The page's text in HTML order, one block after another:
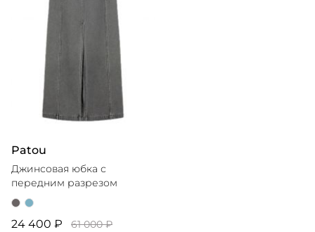
Patou
Джинсовая юбка с
передним разрезом
24 400 ₽ 61 000 ₽